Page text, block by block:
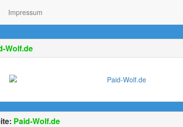
Impressum
Wolf.de
Paid-Wolf.de